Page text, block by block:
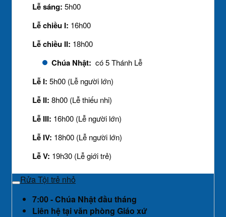
Lễ sáng: 5h00
Lễ chiều I: 16h00
Lễ chiều II: 18h00
Chúa Nhật: có 5 Thánh Lễ
Lễ I: 5h00 (Lễ người lớn)
Lễ II: 8h00 (Lễ thiếu nhi)
Lễ III: 16h00 (Lễ người lớn)
Lễ IV: 18h00 (Lễ người lớn)
Lễ V: 19h30 (Lễ giới trẻ)
Rửa Tội trẻ nhỏ
7:00 - Chúa Nhật đầu tháng
Liên hệ tại văn phòng Giáo xứ